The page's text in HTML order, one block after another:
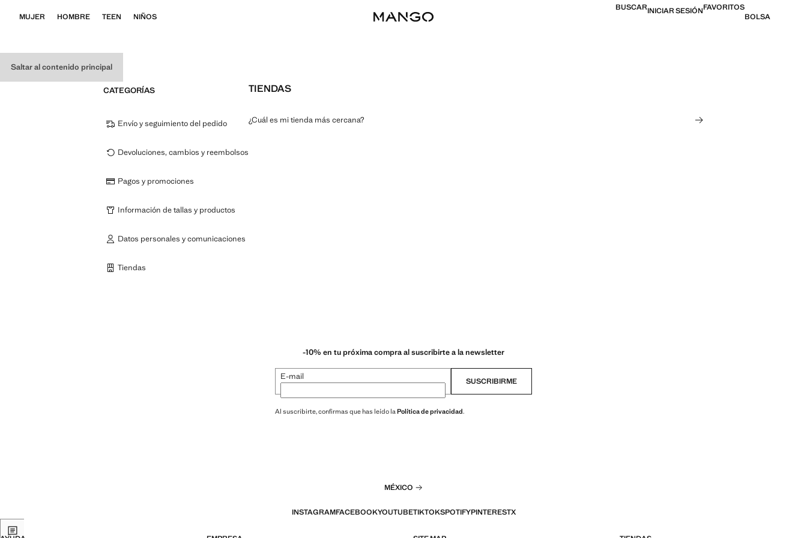
Saltar al contenido principal
MUJER HOMBRE TEEN NIÑOS
BUSCARINICIAR SESIÓNFAVORITOS
BOLSA
TIENDAS
¿Cuál es mi tienda más cercana?
CATEGORÍAS
Envío y seguimiento del pedido
Devoluciones, cambios y reembolsos
Pagos y promociones
Información de tallas y productos
Datos personales y comunicaciones
Tiendas
-10% en tu próxima compra al suscribirte a la newsletter
E-mail SUSCRIBIRME
Al suscribirte, confirmas que has leído la Política de privacidad.
MÉXICO
INSTAGRAMFACEBOOKYOUTUBETIKTOKSPOTIFYPINTERESTX